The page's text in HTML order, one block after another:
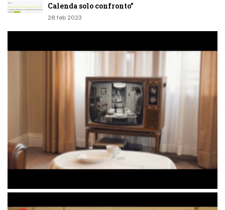
Calenda solo confronto”
28 feb 2023